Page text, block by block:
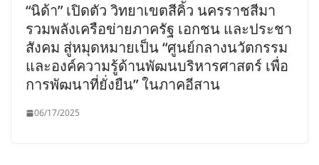
“นิด้า” เปิดตัว วิทยาเขตสีคิ้ว นครราชสีมา
รวมพลังเครือข่ายภาครัฐ เอกชน และประชา
สังคม สู่หมุดหมายเป็น “ศูนย์กลางนวัตกรรม
และองค์ความรู้ด้านพัฒนบริหารศาสตร์ เพื่อ
การพัฒนาที่ยั่งยืน” ในภาคอีสาน
06/17/2025